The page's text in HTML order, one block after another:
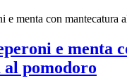
e menta
pomodoro